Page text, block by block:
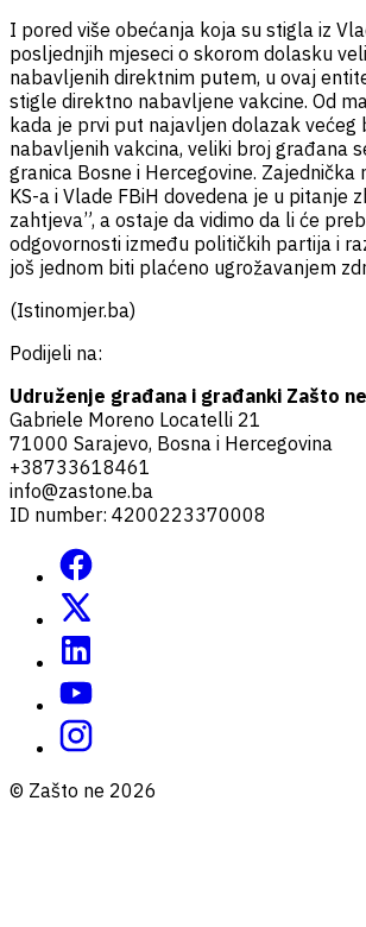
I pored više obećanja koja su stigla iz
posljednjih mjeseci o skorom dolasku
nabavljenih direktnim putem, u ovaj
stigle direktno nabavljene vakcine. Od
kada je prvi put najavljen dolazak većeg
nabavljenih vakcina, veliki broj građana
granica Bosne i Hercegovine. Zajednička
KS-a i Vlade FBiH dovedena je u pitanje
zahtjeva”, a ostaje da vidimo da li će
odgovornosti između političkih partija i
još jednom biti plaćeno ugrožavanjem
(Istinomjer.ba)
Podijeli na:
Udruženje građana i građanki Zašto
Gabriele Moreno Locatelli 21
71000 Sarajevo, Bosna i Hercegovina
+38733618461
info@zastone.ba
ID number: 4200223370008
© Zašto ne 2026